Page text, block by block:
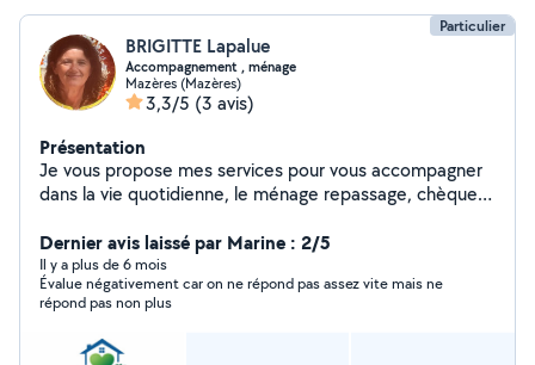
Particulier
BRIGITTE Lapalue
Accompagnement , ménage
Mazères (Mazères)
3,3/5 (3 avis)
Présentation
Je vous propose mes services pour vous accompagner
dans la vie quotidienne, le ménage repassage, chèque
d'accompagnement d'éducation sociale. Je peux
accompagner de l'enfant au personnes âgées ou en
situation handicap
Dernier avis laissé par Marine : 2/5
Il y a plus de 6 mois
Évalue négativement car on ne répond pas assez vite mais ne
répond pas non plus